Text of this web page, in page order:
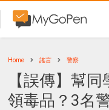
Home 謠言 警察
【誤傳】幫
領毒品？3名